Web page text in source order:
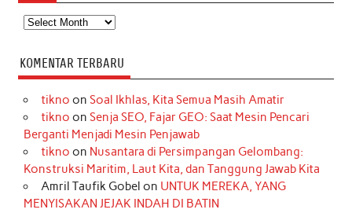
Arsip
KOMENTAR TERBARU
tikno on Soal Ikhlas, Kita Semua Masih Amatir
tikno on Senja SEO, Fajar GEO: Saat Mesin Pencari
Berganti Menjadi Mesin Penjawab
tikno on Nusantara di Persimpangan Gelombang:
Konstruksi Maritim, Laut Kita, dan Tanggung Jawab Kita
Amril Taufik Gobel on UNTUK MEREKA, YANG
MENYISAKAN JEJAK INDAH DI BATIN